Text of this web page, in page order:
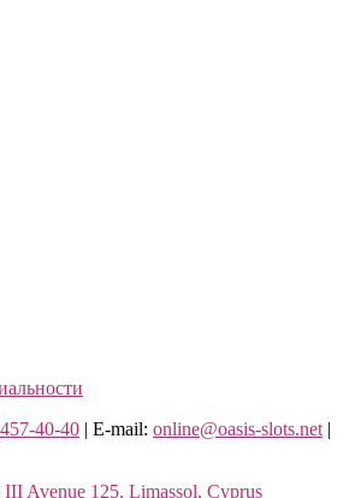
40-40 | E-mail: online@oasis-slots.net|
Avenue 125, Limassol, Cyprus